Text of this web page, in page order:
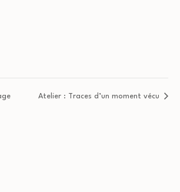
Atelier : Traces d’un moment vécu